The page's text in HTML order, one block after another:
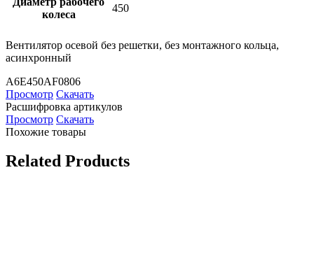
колеса
450
Вентилятор осевой без решетки, без монтажного кольца,
асинхронный
A6E450AF0806
Просмотр Скачать
Расшифровка артикулов
Просмотр Скачать
Похожие товары
Related Products